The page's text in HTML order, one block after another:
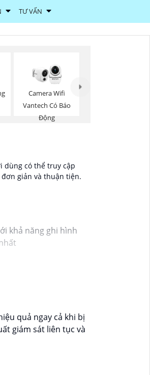
TƯ VẤN
Camera Wifi
Vantech Có Báo
Động
dùng có thể truy cập
giản và thuận tiện.
khả năng ghi hình
quả ngay cả khi bị
giám sát liên tục và